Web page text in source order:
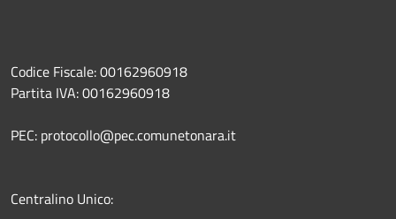
Codice Fiscale: 00162960918
Partita IVA: 00162960918
PEC: protocollo@pec.comunetonara.it
Centralino Unico: